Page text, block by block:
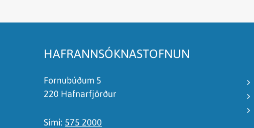
HAFRANNSÓKNASTOFNUN
Fornubúðum 5
220 Hafnarfjörður
Sími: 575 2000